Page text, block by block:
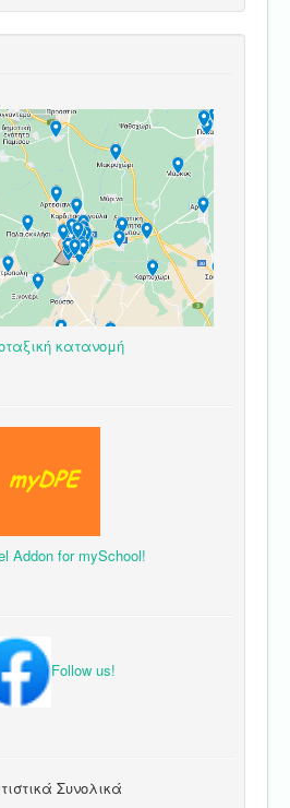
κατανομή
Addon for mySchool!
Follow us!
Συνολικά